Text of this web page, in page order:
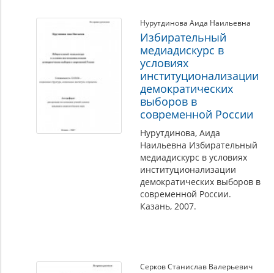
Нурутдинова Аида Наильевна
Избирательный
медиадискурс в
условиях
институционализации
демократических
выборов в
современной России
Нурутдинова, Аида
Наильевна Избирательный
медиадискурс в условиях
институционализации
демократических выборов в
современной России.
Казань, 2007.
Серков Станислав Валерьевич